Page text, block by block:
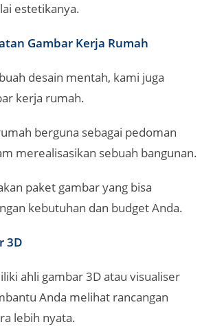
estetikanya.
Gambar Kerja Rumah
desain mentah, kami juga
kerja rumah.
berguna sebagai pedoman
merealisasikan sebuah bangunan.
paket gambar yang bisa
kebutuhan dan budget Anda.
3D
ahli gambar 3D atau visualiser
Anda melihat rancangan
lebih nyata.